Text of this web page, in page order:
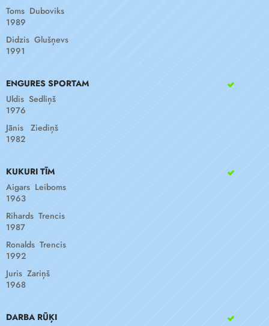
Toms Duboviks
1989
Didzis Glušņevs
1991
ENGURES SPORTAM
Uldis Sedliņš
1976
Jānis Ziediņš
1982
KUKURI TĪM
Aigars Leiboms
1963
Rihards Trencis
1987
Ronalds Trencis
1992
Juris Zariņš
1968
DARBA RŪĶI